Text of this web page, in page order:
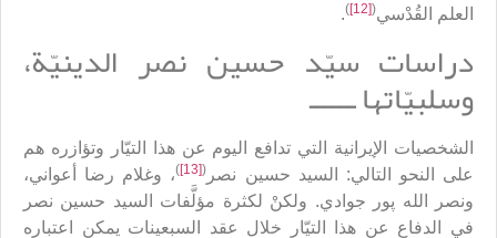
العلم القُدْسي(
[12]
)
.
دراسات سيّد حسين نصر الدينيّة،
وسلبيّاتها ــــــ
الشخصيات الإيرانية التي تدافع اليوم عن هذا التيّار وتؤازره هم
على النحو التالي: السيد حسين نصر (
[13]
)، وغلام رضا أعواني،
ونصر الله پور جوادي. ولكنْ لكثرة مؤلَّفات السيد حسين نصر
في الدفاع عن هذا التيّار خلال عقد السبعينات يمكن اعتباره